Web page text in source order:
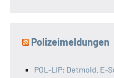
Polizeimeldungen
POL-LIP: Detmold. E-